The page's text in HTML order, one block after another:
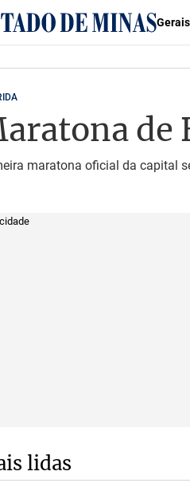
Gerais
de
maratona oficial da capital
lidas